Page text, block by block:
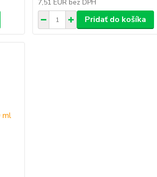
7,51 EUR bez DPH
Pridať do košíka